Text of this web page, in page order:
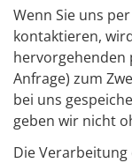
Wenn Sie uns
kontaktieren,
hervorgehenden
Anfrage) zum
bei uns
geben wir nicht
Die